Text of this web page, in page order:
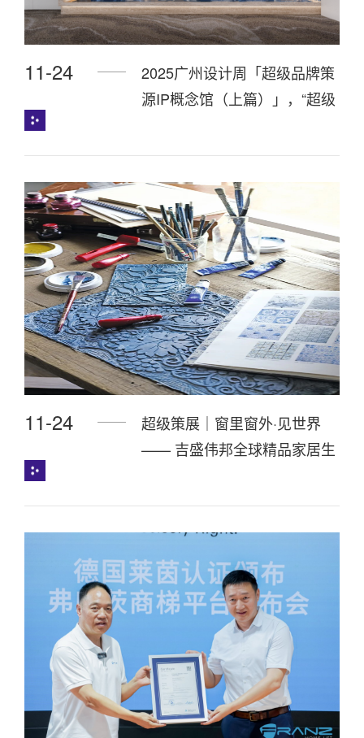
11-24
2025广州设计周「超级品牌策
源IP概念馆（上篇）」，“超级
引趋势！
11-24
超级策展｜窗里窗外·见世界
—— 吉盛伟邦全球精品家居生
窗”！12月5-8日广州设计周